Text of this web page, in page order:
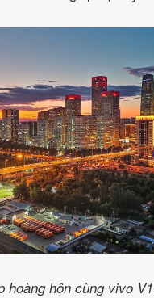
hoàng hôn cùng vivo